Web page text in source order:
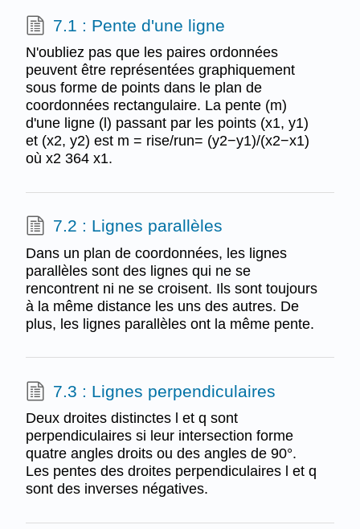
7.1 : Pente d'une ligne
N'oubliez pas que les paires ordonnées
peuvent être représentées graphiquement
sous forme de points dans le plan de
coordonnées rectangulaire. La pente (m)
d'une ligne (l) passant par les points (x1, y1)
et (x2, y2) est m = rise/run= (y2−y1)/(x2−x1)
où x2 364 x1.
7.2 : Lignes parallèles
Dans un plan de coordonnées, les lignes
parallèles sont des lignes qui ne se
rencontrent ni ne se croisent. Ils sont toujours
à la même distance les uns des autres. De
plus, les lignes parallèles ont la même pente.
7.3 : Lignes perpendiculaires
Deux droites distinctes l et q sont
perpendiculaires si leur intersection forme
quatre angles droits ou des angles de 90°.
Les pentes des droites perpendiculaires l et q
sont des inverses négatives.